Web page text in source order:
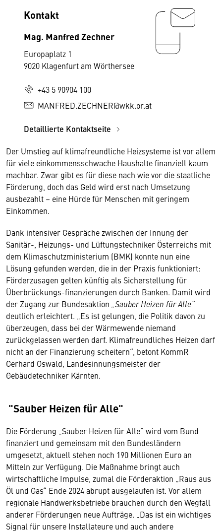
Kontakt
Mag. Manfred Zechner
Europaplatz 1
9020 Klagenfurt am Wörthersee
+43 5 90904 100
MANFRED.ZECHNER@wkk.or.at
Detaillierte Kontaktseite
Der Umstieg auf klimafreundliche Heizsysteme ist vor allem
für viele einkommensschwache Haushalte finanziell kaum
machbar. Zwar gibt es für diese nach wie vor die staatliche
Förderung, doch das Geld wird erst nach Umsetzung
ausbezahlt – eine Hürde für Menschen mit geringem
Einkommen.
Dank intensiver Gespräche zwischen der Innung der
Sanitär-, Heizungs- und Lüftungstechniker Österreichs mit
dem Klimaschutzministerium (BMK) konnte nun eine
Lösung gefunden werden, die in der Praxis funktioniert:
Förderzusagen gelten künftig als Sicherstellung für
Überbrückungs-finanzierungen durch Banken. Damit wird
der Zugang zur Bundesaktion „Sauber Heizen für Alle“
deutlich erleichtert. „Es ist gelungen, die Politik davon zu
überzeugen, dass bei der Wärmewende niemand
zurückgelassen werden darf. Klimafreundliches Heizen darf
nicht an der Finanzierung scheitern“, betont KommR
Gerhard Oswald, Landesinnungsmeister der
Gebäudetechniker Kärnten.
"Sauber Heizen für Alle"
Die Förderung „Sauber Heizen für Alle“ wird vom Bund
finanziert und gemeinsam mit den Bundesländern
umgesetzt, aktuell stehen noch 190 Millionen Euro an
Mitteln zur Verfügung. Die Maßnahme bringt auch
wirtschaftliche Impulse, zumal die Förderaktion „Raus aus
Öl und Gas“ Ende 2024 abrupt ausgelaufen ist. Vor allem
regionale Handwerksbetriebe brauchen durch den Wegfall
anderer Förderungen neue Aufträge. „Das ist ein wichtiges
Signal für unsere Installateure und auch andere